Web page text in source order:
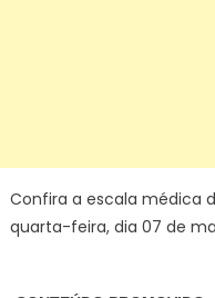
Confira a escala médica
quarta-feira, dia 07 de